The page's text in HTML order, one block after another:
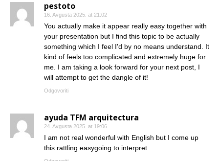
pestoto
16. Avgusta 2025. at 21:02
You actually make it appear really easy together with
your presentation but I find this topic to be actually
something which I feel I'd by no means understand. It
kind of feels too complicated and extremely huge for
me. I am taking a look forward for your next post, I
will attempt to get the dangle of it!
Odgovoriti
ayuda TFM arquitectura
24. Avgusta 2025. at 19:06
I am not real wonderful with English but I come up
this rattling easygoing to interpret.